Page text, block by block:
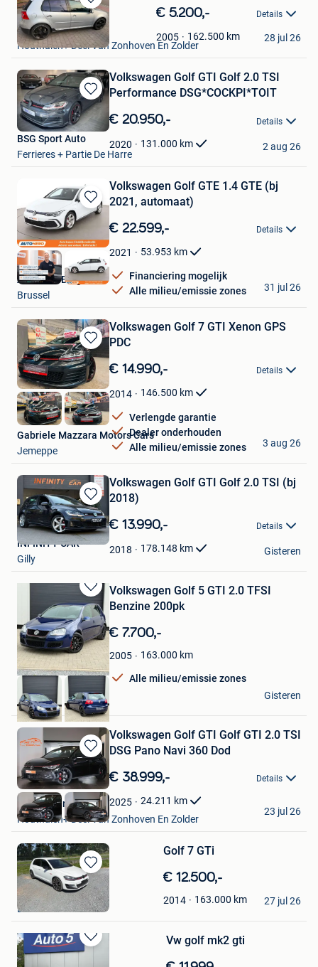
Bewaren
in
Mijn
Favorieten
€ 5.200,- Details
2005 162.500 km
.
Houthalen+ Deel Van Zonhoven En Zolder
28 jul 26
Bewaren
in
Mijn
Favorieten
Volkswagen Golf GTI Golf 2.0 TSI
Performance DSG*COCKPI*TOIT
€ 20.950,- Details
2020 131.000 km
BSG Sport Auto
Ferrieres + Partie De Harre
2 aug 26
Bewaren
in
Favorieten
Volkswagen Golf GTE 1.4 GTE (bj
2021, automaat)
€ 22.599,- Details
2021 53.953 km
Financiering mogelijk
Alle milieu/emissie zones
Autohero België
Brussel
31 jul 26
Bewaren
in
Mijn
Favorieten
Volkswagen Golf 7 GTI Xenon GPS
PDC
€ 14.990,- Details
2014 146.500 km
Verlengde garantie
Dealer onderhouden
Alle milieu/emissie zones
Gabriele Mazzara Motors Cars
Jemeppe
3 aug 26
Bewaren
in
Mijn
Favorieten
Volkswagen Golf GTI Golf 2.0 TSI (bj
2018)
€ 13.990,- Details
2018 178.148 km
INFINITY CAR
Gilly
Gisteren
Bewaren
in
Mijn
Favorieten
Volkswagen Golf 5 GTI 2.0 TFSI
Benzine 200pk
€ 7.700,-
2005 163.000 km
Alle milieu/emissie zones
RM AUTO
Haacht
Gisteren
Bewaren
Mijn
Favorieten
Volkswagen Golf GTI Golf GTI 2.0 TSI
DSG Pano Navi 360 Dod
€ 38.999,- Details
2025 24.211 km
Kubika Cars
Houthalen+ Deel Van Zonhoven En Zolder
23 jul 26
Bewaren
in
Mijn
Favorieten
Golf 7 GTi
€ 12.500,-
2014 163.000 km
Alejandro
Lessines
27 jul 26
Bewaren
Vw golf mk2 gti